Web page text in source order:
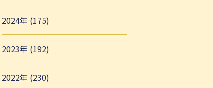
2024年 (175)
2023年 (192)
2022年 (230)